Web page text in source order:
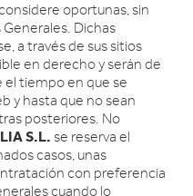
oportunas, sin
Dichas
a través de sus sitios
en derecho y serán de
tiempo en que se
y hasta que no sean
posteriores. No
S.L. se reserva el
casos, unas
con preferencia
cuando lo